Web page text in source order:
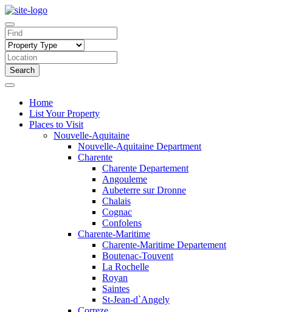
Search
Home
List Your Property
Places to Visit
Nouvelle-Aquitaine
Nouvelle-Aquitaine Department
Charente
Charente Departement
Angouleme
Aubeterre sur Dronne
Chalais
Cognac
Confolens
Charente-Maritime
Charente-Maritime Departement
Boutenac-Touvent
La Rochelle
Royan
Saintes
St-Jean-d`Angely